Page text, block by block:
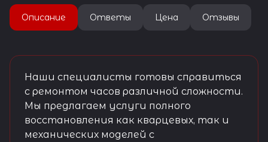
Описание Ответы Цена Отзывы
Наши специалисты готовы справиться
с ремонтом часов различной сложности.
Мы предлагаем услуги полного
восстановления как кварцевых, так и
механических моделей с